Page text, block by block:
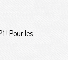
! Pour les